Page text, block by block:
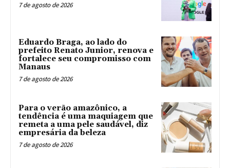
7 de agosto de 2026
Eduardo Braga, ao lado do
prefeito Renato Junior, renova e
fortalece seu compromisso com
Manaus
7 de agosto de 2026
Para o verão amazônico, a
tendência é uma maquiagem que
remeta a uma pele saudável, diz
empresária da beleza
7 de agosto de 2026